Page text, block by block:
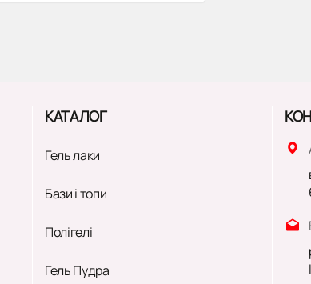
КАТАЛОГ
Гель лаки
Бази і топи
Полігелі
Гель Пудра